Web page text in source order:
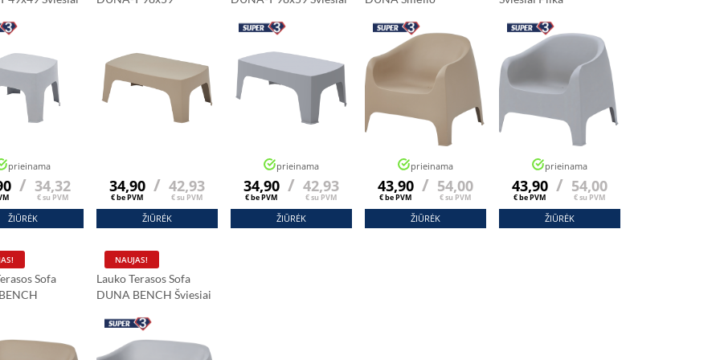
prieinama
/ 34,32
€ su PVM
ŽIŪRĖK
34,90
€ be PVM
/ 42,93
€ su PVM
ŽIŪRĖK
prieinama
34,90
€ be PVM
/ 42,93
€ su PVM
ŽIŪRĖK
prieinama
43,90
€ be PVM
/ 54,00
€ su PVM
ŽIŪRĖK
prieinama
43,90
€ be PVM
/ 54,00
€ su PVM
ŽIŪRĖK
Sofa
Lauko Terasos Sofa
DUNA BENCH Šviesiai
NAUJAS!